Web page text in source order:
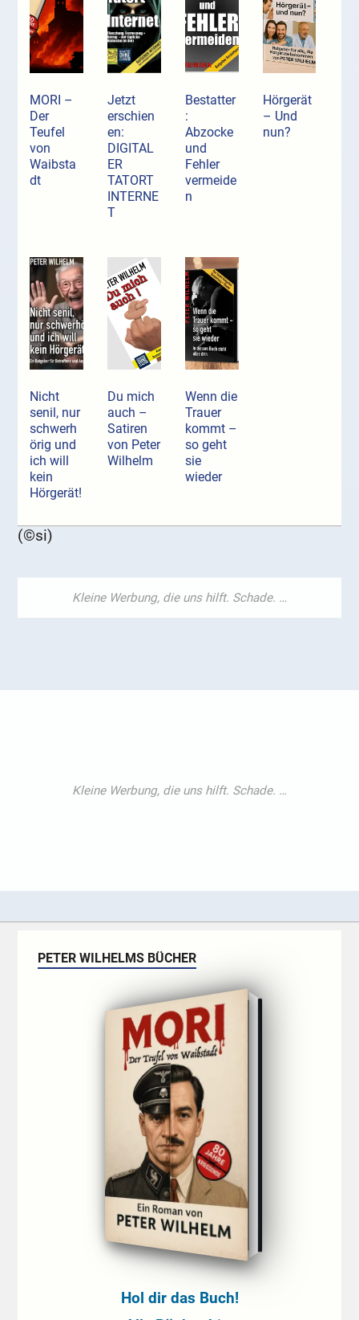
MORI –
Der
Teufel
von
Waibsta
dt
Jetzt
erschien
en:
DIGITAL
ER
TATORT
INTERNE
T
Bestatter
:
Abzocke
und
Fehler
vermeide
n
Hörgerät
– Und
nun?
Nicht
senil, nur
schwerh
örig und
ich will
kein
Hörgerät!
Du mich
auch –
Satiren
von Peter
Wilhelm
Wenn die
Trauer
kommt –
so geht
sie
wieder
(©si)
PETER WILHELMS BÜCHER
Hol dir das Buch!